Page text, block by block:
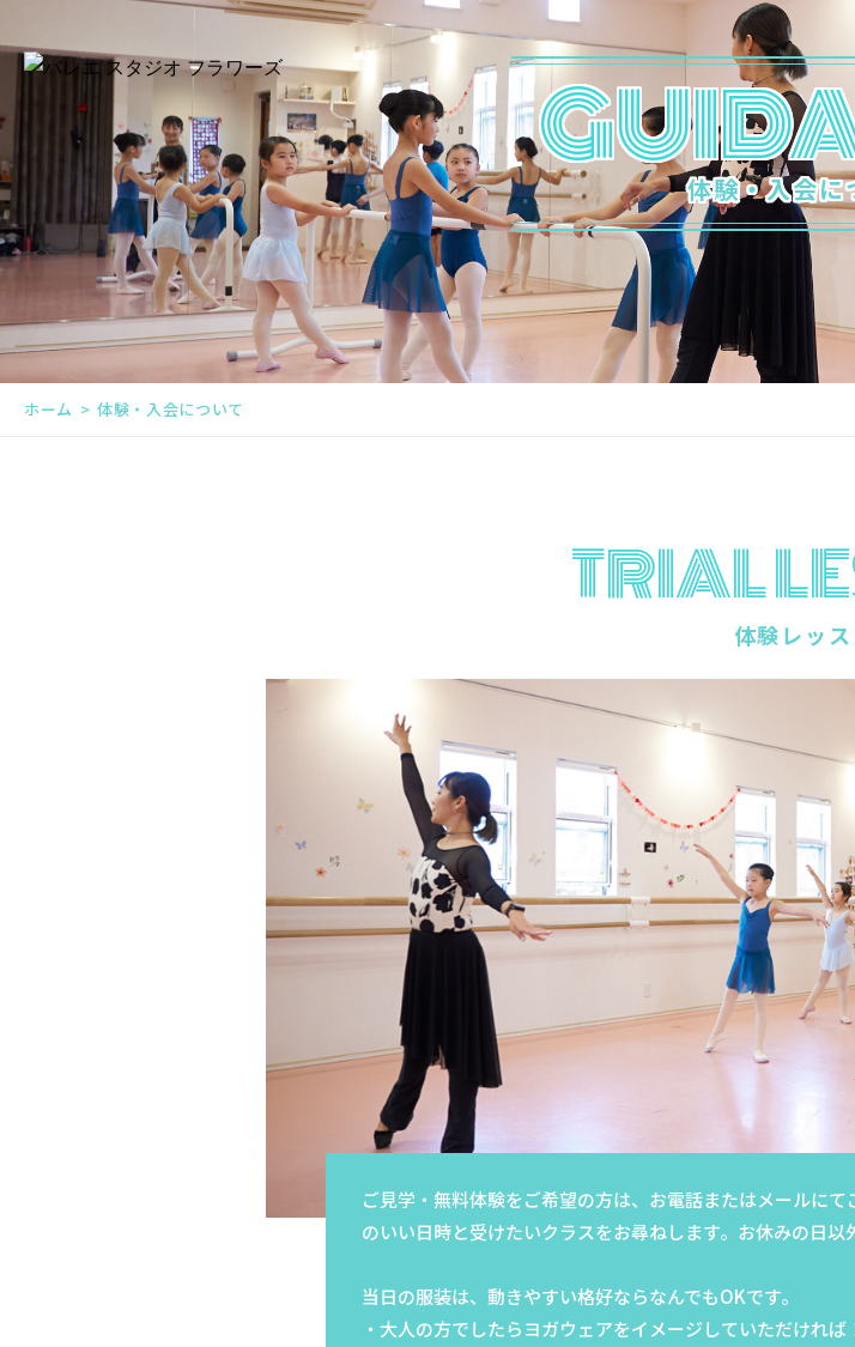
体験・入会に
ホーム 体験・入会について
TRIAL
体験レッ
ご見学・無料体験をご希望の方は、お電話またはメールに
のいい日時と受けたいクラスをお尋ねします。お休みの日以
当日の服装は、動きやすい格好ならなんでもOKです。
・大人の方でしたらヨガウェアをイメージしていただければ